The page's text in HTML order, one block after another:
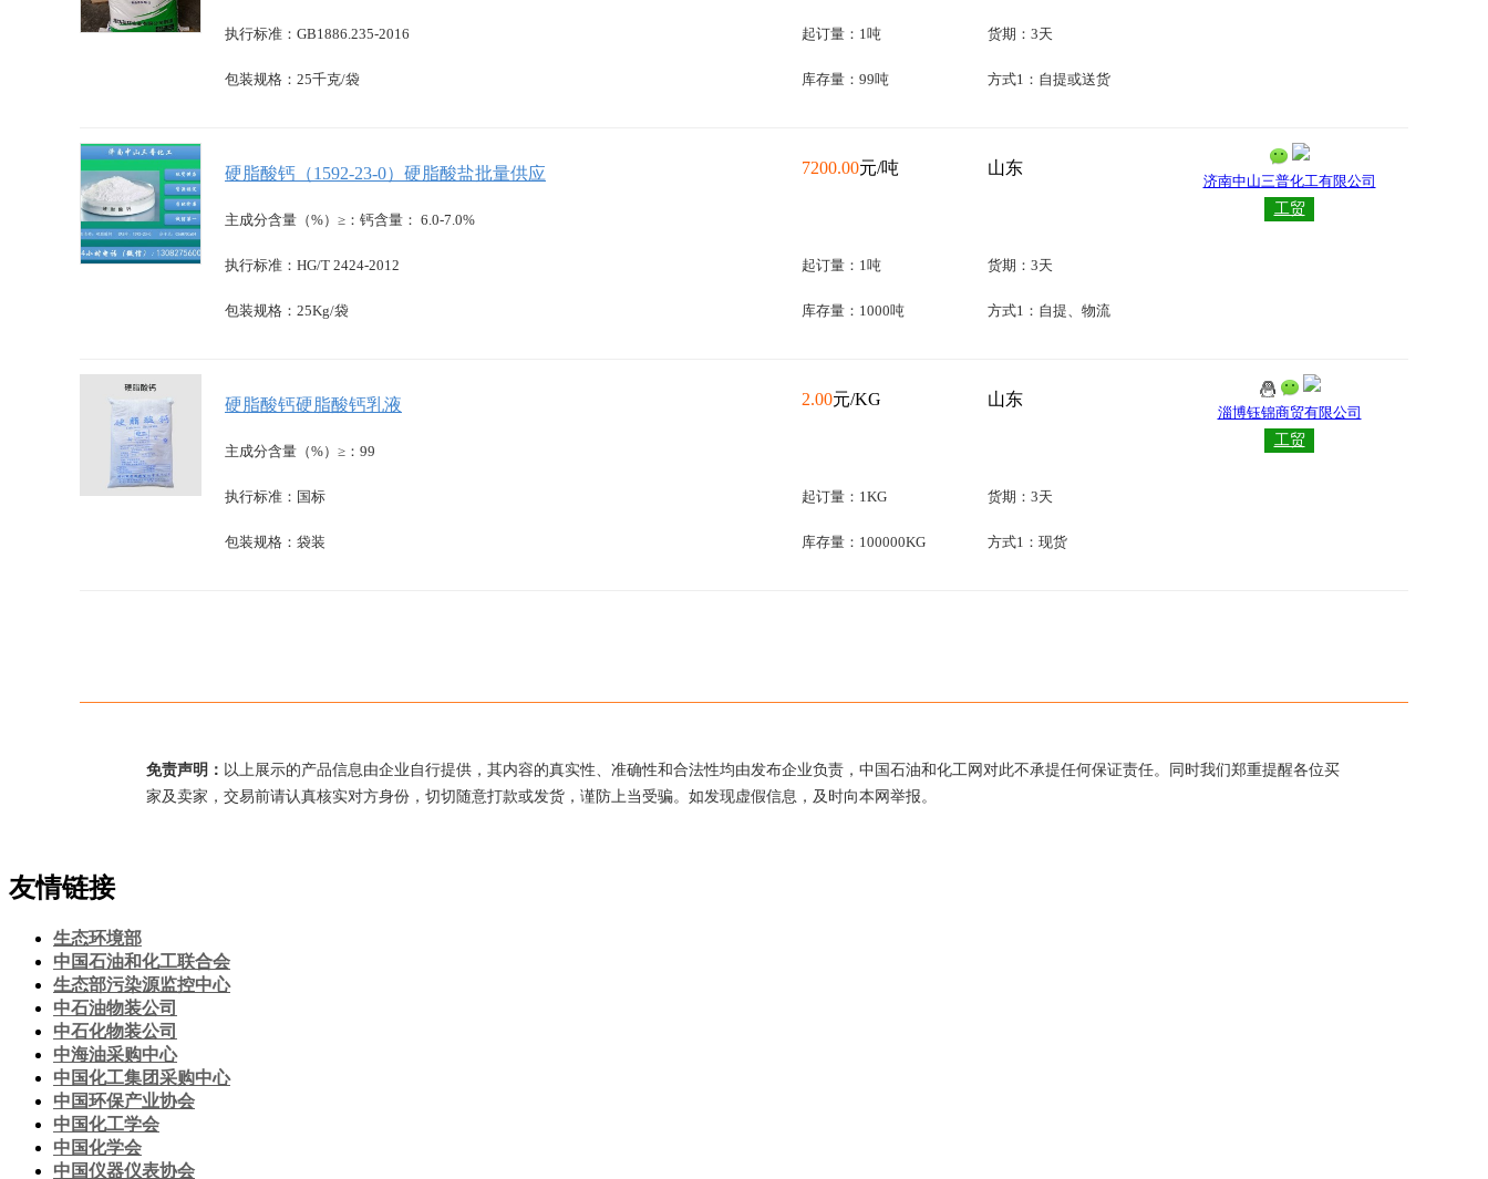
执行标准：GB1886.235-2016
包装规格：25千克/袋
起订量：1吨
库存量：99吨
货期：3天
方式1：自提或送货
硬脂酸钙（1592-23-0）硬脂酸盐批量供应
主成分含量（%）≥：钙含量： 6.0-7.0%
执行标准：HG/T 2424-2012
包装规格：25Kg/袋
7200.00元/吨
起订量：1吨
库存量：1000吨
山东
货期：3天
方式1：自提、物流
济南中山三普化工有限公司
工贸
硬脂酸钙硬脂酸钙乳液
主成分含量（%）≥：99
执行标准：国标
包装规格：袋装
2.00元/KG
起订量：1KG
库存量：100000KG
山东
货期：3天
方式1：现货
淄博钰锦商贸有限公司
工贸
免责声明： 以上展示的产品信息由企业自行提供，其内容的真实性、准确性和合法性均由发布企业负责，中国石油和化工网对此不承提任何保证责任。同时我们郑重提醒各位买
家及卖家，交易前请认真核实对方身份，切切随意打款或发货，谨防上当受骗。如发现虚假信息，及时向本网举报。
友情链接
生态环境部
中国石油和化工联合会
生态部污染源监控中心
中石油物装公司
中石化物装公司
中海油采购中心
中国化工集团采购中心
中国环保产业协会
中国化工学会
中国化学会
中国仪器仪表协会